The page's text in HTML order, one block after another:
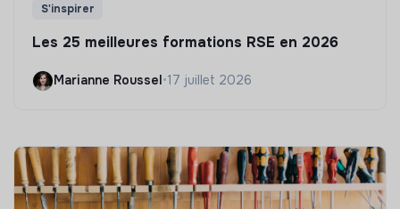
S'inspirer
Les 25 meilleures formations RSE en 2026
Marianne Roussel •17 juillet 2026